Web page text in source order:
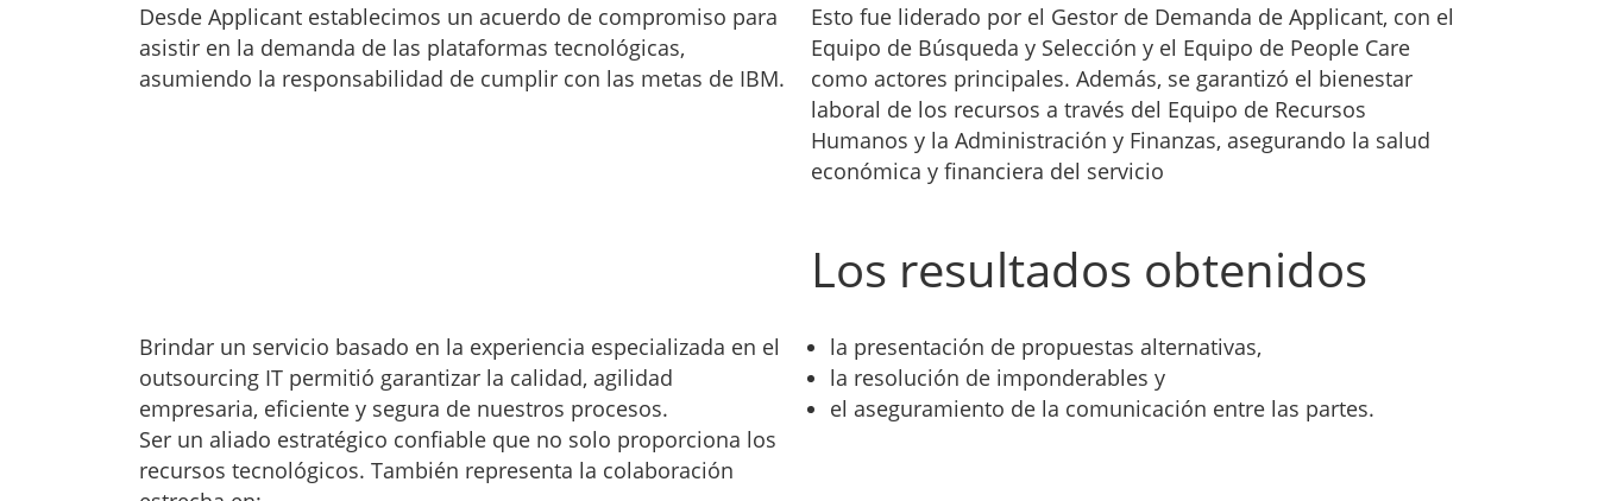
Desde Applicant establecimos un acuerdo de compromiso para
asistir en la demanda de las plataformas tecnológicas,
asumiendo la responsabilidad de cumplir con las metas de IBM.
Esto fue liderado por el Gestor de Demanda de Applicant, con el
Equipo de Búsqueda y Selección y el Equipo de People Care
como actores principales. Además, se garantizó el bienestar
laboral de los recursos a través del Equipo de Recursos
Humanos y la Administración y Finanzas, asegurando la salud
económica y financiera del servicio
Los resultados obtenidos
Brindar un servicio basado en la experiencia especializada en el
outsourcing IT permitió garantizar la calidad, agilidad
empresaria, eficiente y segura de nuestros procesos.
Ser un aliado estratégico confiable que no solo proporciona los
recursos tecnológicos. También representa la colaboración
la presentación de propuestas alternativas,
la resolución de imponderables y
el aseguramiento de la comunicación entre las partes.